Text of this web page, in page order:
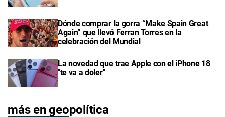
Dónde comprar la gorra “Make Spain Great
Again” que llevó Ferran Torres en la
celebración del Mundial
La novedad que trae Apple con el iPhone 18
"te va a doler"
más en geopolítica